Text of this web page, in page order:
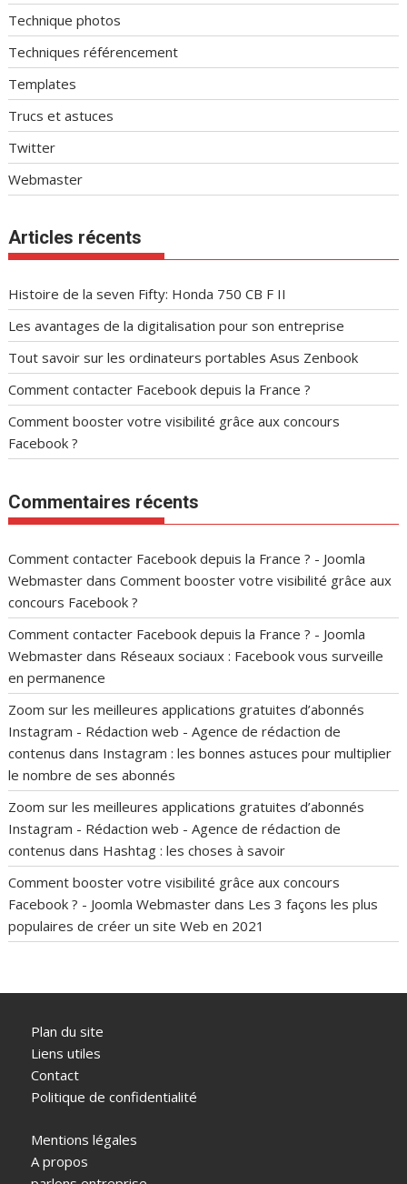
Technique photos
Techniques référencement
Templates
Trucs et astuces
Twitter
Webmaster
Articles récents
Histoire de la seven Fifty: Honda 750 CB F II
Les avantages de la digitalisation pour son entreprise
Tout savoir sur les ordinateurs portables Asus Zenbook
Comment contacter Facebook depuis la France ?
Comment booster votre visibilité grâce aux concours
Facebook ?
Commentaires récents
Comment contacter Facebook depuis la France ? - Joomla
Webmaster dansComment booster votre visibilité grâce aux
concours Facebook ?
Comment contacter Facebook depuis la France ? - Joomla
Webmaster dans Réseaux sociaux : Facebook vous surveille
en permanence
Zoom sur les meilleures applications gratuites d’abonnés
Instagram - Rédaction web - Agence de rédaction de
contenus dans Instagram : les bonnes astuces pour multiplier
le nombre de ses abonnés
Zoom sur les meilleures applications gratuites d’abonnés
Instagram - Rédaction web - Agence de rédaction de
contenus dans Hashtag : les choses à savoir
Comment booster votre visibilité grâce aux concours
Facebook ? - Joomla Webmaster dans Les 3 façons les plus
populaires de créer un site Web en 2021
Plan du site
Liens utiles
Contact
Politique de confidentialité
Mentions légales
A propos